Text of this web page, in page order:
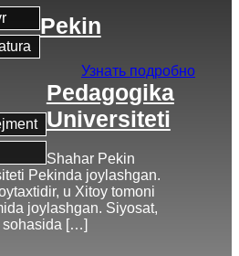
Узнать подробно
Pekin
Pedagogika
Universiteti
Shahar Pekin
Pekinda joylashgan.
u Xitoy tomoni
joylashgan. Siyosat,
sohasida […]